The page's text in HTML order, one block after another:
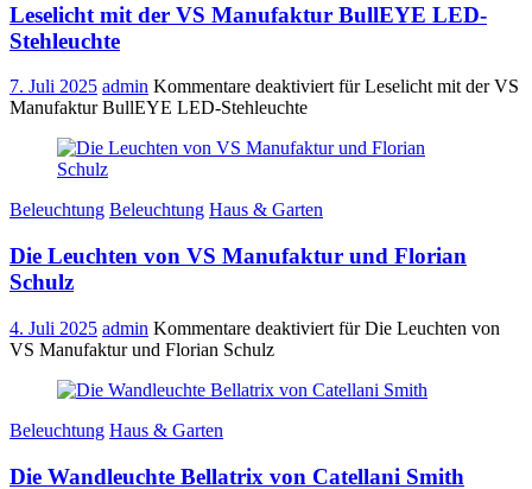
Leselicht mit der VS Manufaktur BullEYE LED-
Stehleuchte
7. Juli 2025 admin Kommentare deaktiviertfür Leselicht mit der VS
Manufaktur BullEYE LED-Stehleuchte
Beleuchtung Beleuchtung Haus & Garten
Die Leuchten von VS Manufaktur und Florian
Schulz
4. Juli 2025 admin Kommentare deaktiviert für Die Leuchten von
VS Manufaktur und Florian Schulz
Beleuchtung Haus & Garten
Die Wandleuchte Bellatrix von Catellani Smith